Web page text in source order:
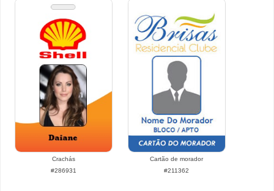
Crachás
#286931
Cartão de morador
#211362